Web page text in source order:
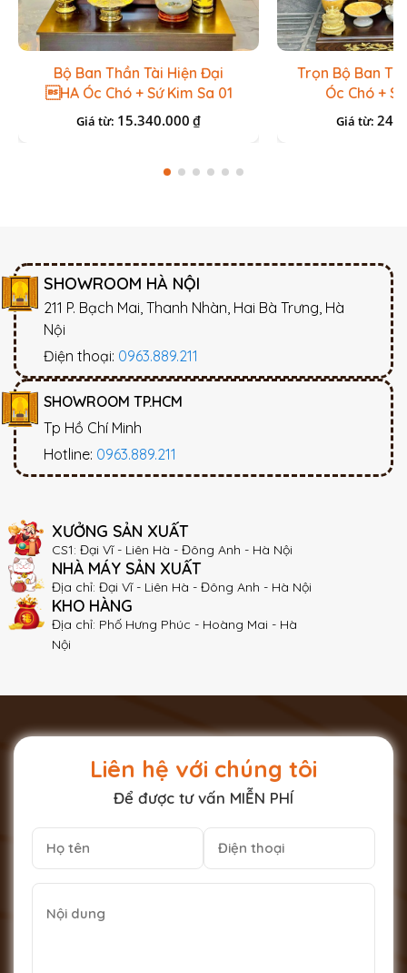
Bộ Ban Thần Tài Hiện Đại
HA Óc Chó + Sứ Kim Sa 01
Giá từ: 15.340.000 ₫
Trọn Bộ Ban
Óc Chó +
Giá từ:
SHOWROOM HÀ NỘI
211 P. Bạch Mai, Thanh Nhàn, Hai Bà Trưng, Hà
Nội
Điện thoại: 0963.889.211
SHOWROOM TP.HCM
Tp Hồ Chí Minh
Hotline: 0963.889.211
XƯỞNG SẢN XUẤT
CS1: Đại Vĩ - Liên Hà - Đông Anh - Hà Nội
NHÀ MÁY SẢN XUẤT
Địa chỉ: Đại Vĩ - Liên Hà - Đông Anh - Hà Nội
KHO HÀNG
Địa chỉ: Phố Hưng Phúc - Hoàng Mai - Hà
Nội
Liên hệ với chúng tôi
Để được tư vấn MIỄN PHÍ